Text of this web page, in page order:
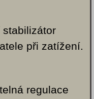
stabilizátor
při zatížení.
regulace